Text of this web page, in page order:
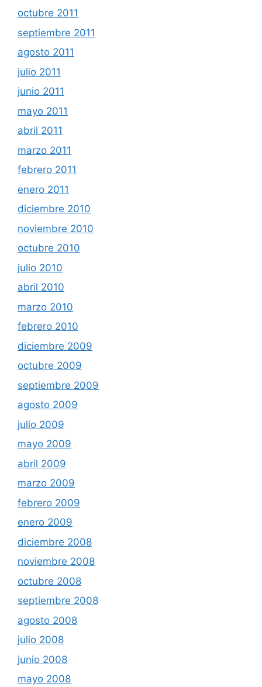
octubre 2011
septiembre 2011
agosto 2011
julio 2011
junio 2011
mayo 2011
abril 2011
marzo 2011
febrero 2011
enero 2011
diciembre 2010
noviembre 2010
octubre 2010
julio 2010
abril 2010
marzo 2010
febrero 2010
diciembre 2009
octubre 2009
septiembre 2009
agosto 2009
julio 2009
mayo 2009
abril 2009
marzo 2009
febrero 2009
enero 2009
diciembre 2008
noviembre 2008
octubre 2008
septiembre 2008
agosto 2008
julio 2008
junio 2008
mayo 2008